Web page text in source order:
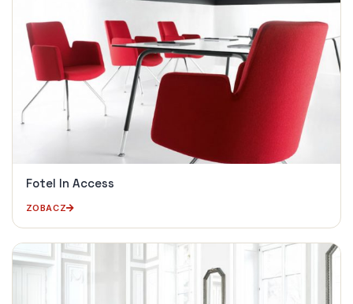
Fotel In Access
ZOBACZ